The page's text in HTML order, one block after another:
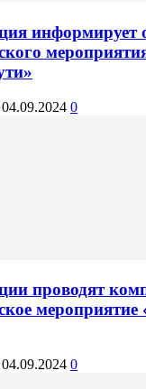
информирует
04.09.2024 0
проводят
04.09.2024 0